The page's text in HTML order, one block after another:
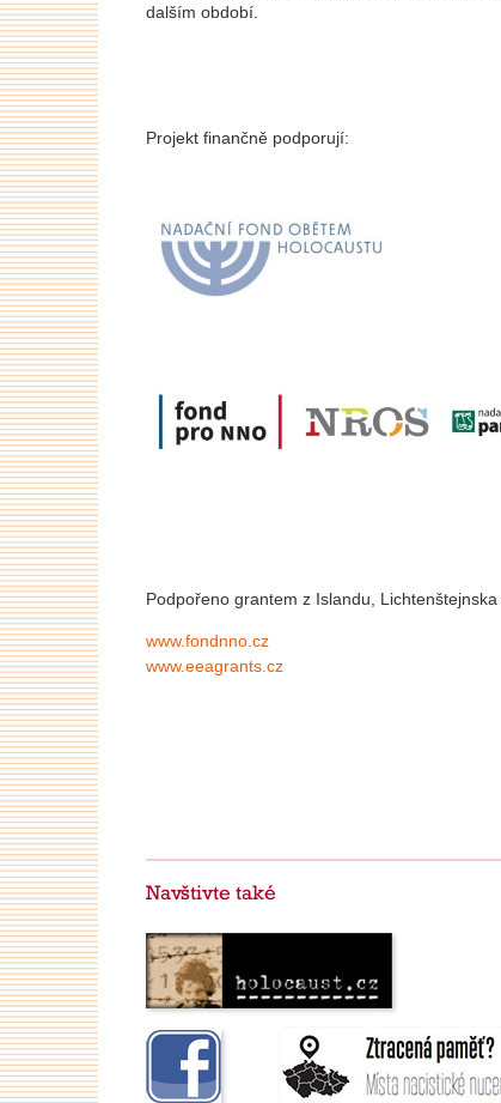
dalším období.
Projekt finančně podporují:
Podpořeno grantem z Islandu,
www.fondnno.cz
www.eeagrants.cz
Navštivte také